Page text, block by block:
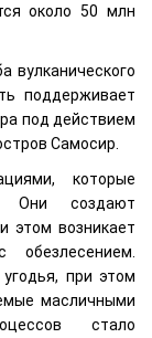
около 50 млн
вулканического
поддерживает
под действием
Самосир.
которые
Они создают
этом возникает
обезлесением.
при этом
масличными
стало